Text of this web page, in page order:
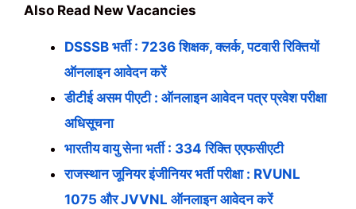
Also Read New Vacancies
DSSSB भर्ती : 7236 शिक्षक, क्लर्क, पटवारी रिक्तियों
ऑनलाइन आवेदन करें
डीटीई असम पीएटी : ऑनलाइन आवेदन पत्र प्रवेश परीक्षा
अधिसूचना
भारतीय वायु सेना भर्ती : 334 रिक्ति एएफसीएटी
राजस्थान जूनियर इंजीनियर भर्ती परीक्षा : RVUNL
1075 और JVVNL ऑनलाइन आवेदन करें